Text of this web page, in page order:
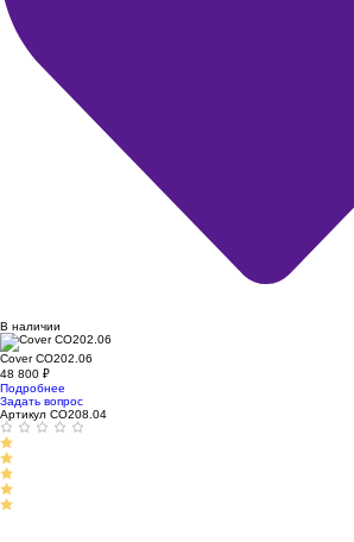
В наличии
Cover CO202.06
48 800 ₽
Подробнее
Задать вопрос
Артикул CO208.04